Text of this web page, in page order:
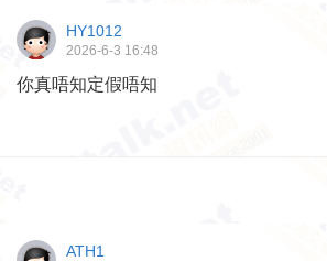
HY1012
2026-6-3 16:48
你真唔知定假唔知
ATH1